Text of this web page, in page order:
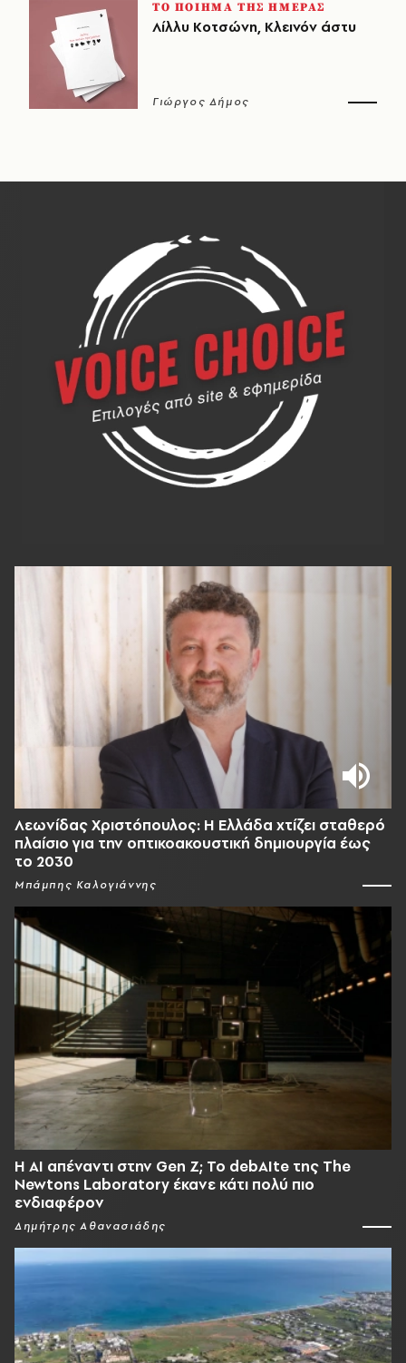
ΤΟ ΠΟΙΗΜΑ ΤΗΣ ΗΜΕΡΑΣ
Λίλλυ Κοτσώνη, Κλεινόν άστυ
Γιώργος Δήμος
Λεωνίδας Χριστόπουλος: Η Ελλάδα χτίζει σταθερό
πλαίσιο για την οπτικοακουστική δημιουργία έως
το 2030
Μπάμπης Καλογιάννης
Η AI απέναντι στην Gen Z; Το debAIte της The
Newtons Laboratory έκανε κάτι πολύ πιο
ενδιαφέρον
Δημήτρης Αθανασιάδης